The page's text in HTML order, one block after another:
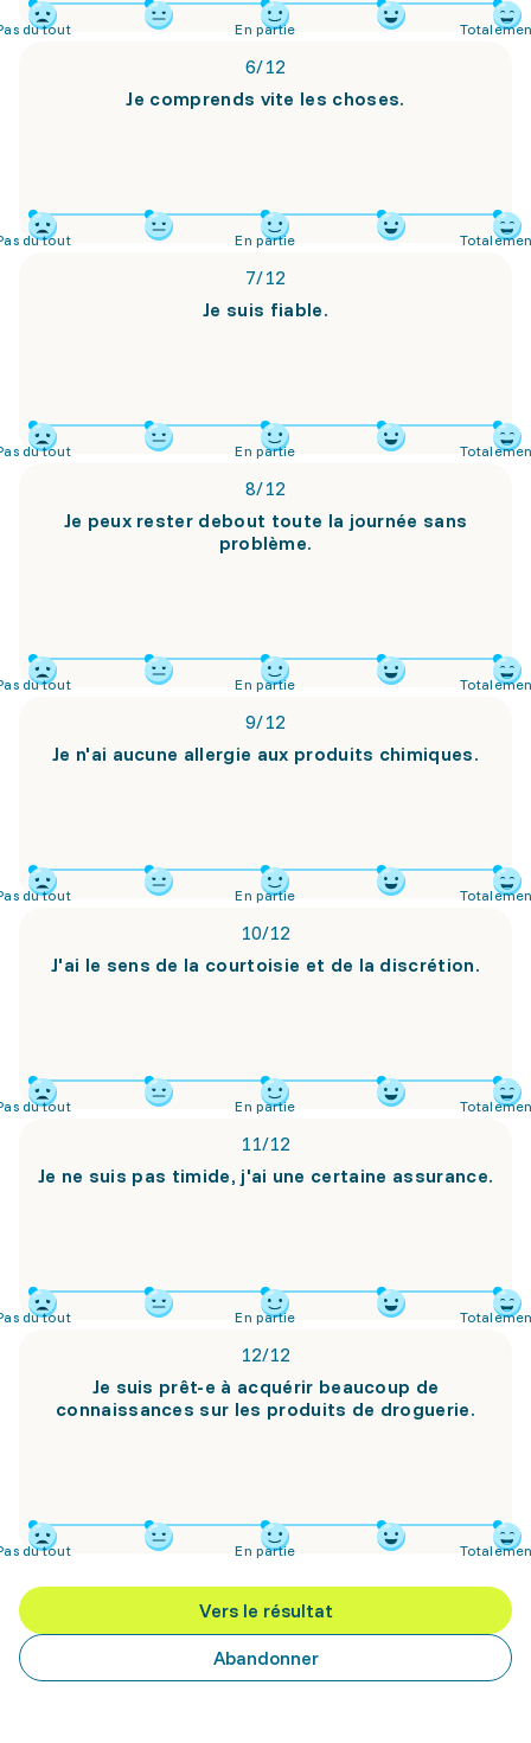
du tout En partie
6/12
Je comprends vite les choses.
du tout En partie
7/12
Je suis fiable.
du tout En partie
8/12
Je peux rester debout toute la journée sans
problème.
du tout En partie
9/12
Je n'ai aucune allergie aux produits chimiques.
du tout En partie
10/12
J'ai le sens de la courtoisie et de la discrétion.
du tout En partie
11/12
Je ne suis pas timide, j'ai une certaine assurance.
du tout En partie
12/12
Je suis prêt-e à acquérir beaucoup de
connaissances sur les produits de droguerie.
du tout En partie
Vers le résultat
Abandonner